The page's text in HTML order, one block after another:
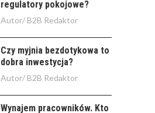
regulatory pokojowe?
Autor/ B2B Redaktor
Czy myjnia bezdotykowa to
dobra inwestycja?
Autor/ B2B Redaktor
Wynajem pracowników. Kto